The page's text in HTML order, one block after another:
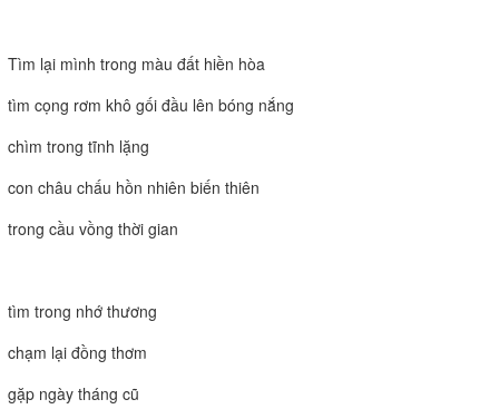
Tìm lại mình trong màu đất hiền hòa
tìm cọng rơm khô gối đầu lên bóng nắng
chìm trong tĩnh lặng
con châu chấu hồn nhiên biến thiên
trong cầu vồng thời gian
tìm trong nhớ thương
chạm lại đồng thơm
gặp ngày tháng cũ